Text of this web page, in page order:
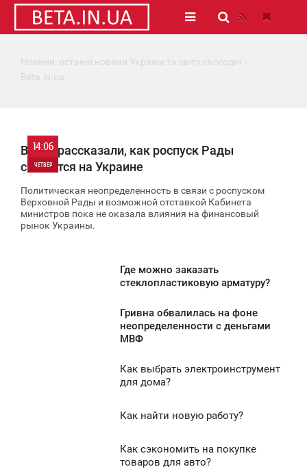
Новини, останні новини України та світу сьогодні —
Beta.in.ua
14:06
ЧЕТВЕР
0
8 438
В НБУ рассказали, как роспуск Рады
скажется на Украине
Политическая неопределенность в связи с роспуском
Верховной Рады и возможной отставкой Кабинета
министров пока не оказала влияния на финансовый
рынок Украины.
Где можно заказать
стеклопластиковую арматуру?
Гривна обвалилась на фоне
неопределенности с деньгами
МВФ
Как выбрать электроинструмент
для дома?
Как найти новую работу?
Как сэкономить на покупке
товаров для авто?